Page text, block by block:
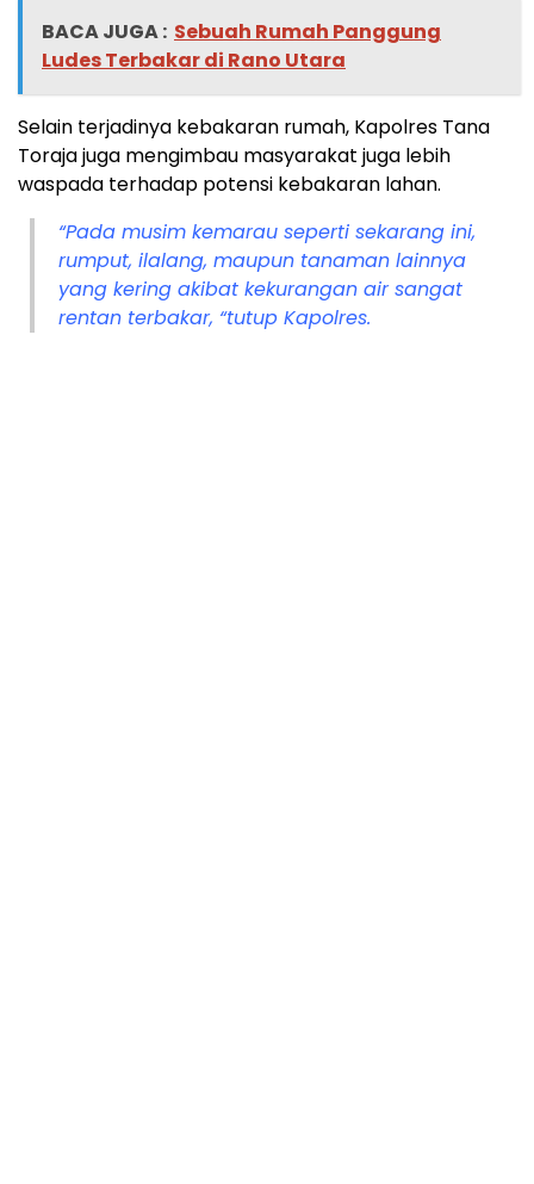
BACA JUGA : Sebuah Rumah Panggung
Ludes Terbakar di Rano Utara
Selain terjadinya kebakaran rumah, Kapolres Tana
Toraja juga mengimbau masyarakat juga lebih
waspada terhadap potensi kebakaran lahan.
“Pada musim kemarau seperti sekarang ini,
rumput, ilalang, maupun tanaman lainnya
yang kering akibat kekurangan air sangat
rentan terbakar, “tutup Kapolres.